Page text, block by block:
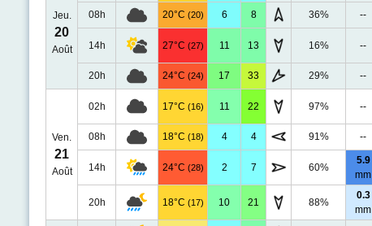
Jeu.
20
Août
08h 20°C (20) 6 8 36% --
14h 27°C (27) 11 13 16% --
20h 24°C (24) 17 33 29% --
Ven.
21
Août
02h 17°C (16) 11 22 97% --
08h 18°C (18) 4 4 91% --
14h 24°C (28) 2 7 60%
5.9
mm
20h 18°C (17) 10 21 88%
0.3
mm